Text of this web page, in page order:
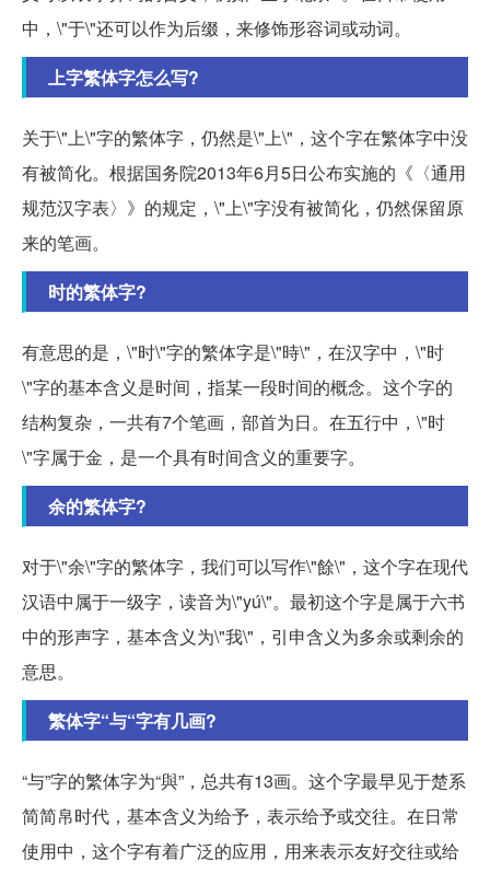
中，\"于\"还可以作为后缀，来修饰形容词或动词。
上字繁体字怎么写?
关于\"上\"字的繁体字，仍然是\"上\"，这个字在繁体字中没
有被简化。根据国务院2013年6月5日公布实施的《〈通用
规范汉字表〉》的规定，\"上\"字没有被简化，仍然保留原
来的笔画。
时的繁体字?
有意思的是，\"时\"字的繁体字是\"時\"，在汉字中，\"时
\"字的基本含义是时间，指某一段时间的概念。这个字的
结构复杂，一共有7个笔画，部首为日。在五行中，\"时
\"字属于金，是一个具有时间含义的重要字。
余的繁体字?
对于\"余\"字的繁体字，我们可以写作\"餘\"，这个字在现代
汉语中属于一级字，读音为\"yú\"。最初这个字是属于六书
中的形声字，基本含义为\"我\"，引申含义为多余或剩余的
意思。
繁体字“与“字有几画?
“与”字的繁体字为“與”，总共有13画。这个字最早见于楚系
简简帛时代，基本含义为给予，表示给予或交往。在日常
使用中，这个字有着广泛的应用，用来表示友好交往或给